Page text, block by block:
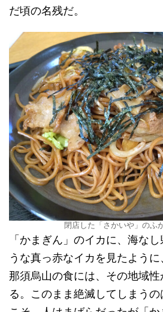
だ頃の名残だ。
閉店した「さかいや」のふ
「かまぎん」のイカに、海な
うな真っ赤なイカを見たよう
那須烏山の食には、その地域
る。このまま絶滅してしまう